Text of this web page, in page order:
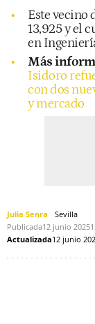
Este vecino
13,925 y el
en
Más
Isidoro
con dos
y mercado
Julia Senra
Sevilla
Publicada12 junio 2025
Actualizada12 junio